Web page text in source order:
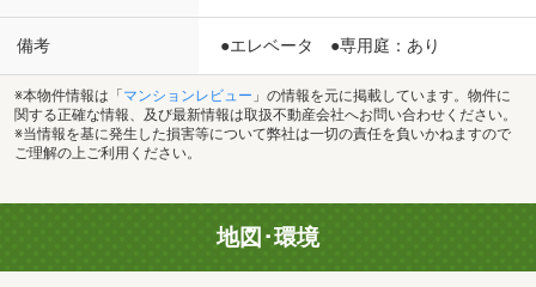
備考 ●エレベータ ●専用庭：あり
※本物件情報は「 マンションレビュー 」の情報を元に掲載しています。物件に
関する正確な情報、及び最新情報は取扱不動産会社へお問い合わせください。
※当情報を基に発生した損害等について弊社は一切の責任を負いかねますので
ご理解の上ご利用ください。
地図･環境